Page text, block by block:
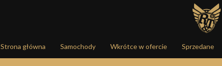
Strona główna Samochody Wkrótce w ofercie Sprzedane